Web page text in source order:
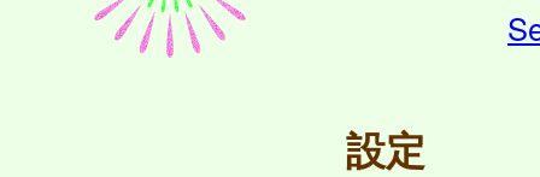
設定